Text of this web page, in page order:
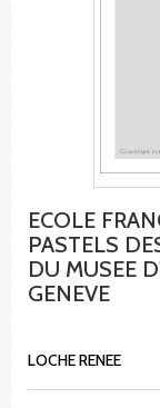
ECOLE
PASTELS
DU MUSEE
GENEVE
LOCHE RENEE